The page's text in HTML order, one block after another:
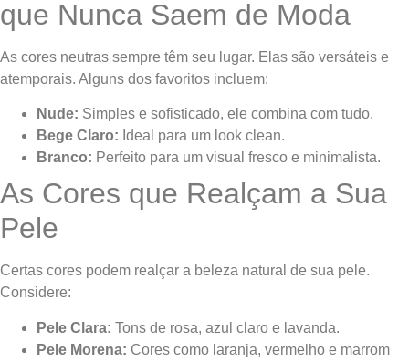
que Nunca Saem de Moda
As cores neutras sempre têm seu lugar. Elas são versáteis e
atemporais. Alguns dos favoritos incluem:
Nude: Simples e sofisticado, ele combina com tudo.
Bege Claro: Ideal para um look clean.
Branco: Perfeito para um visual fresco e minimalista.
As Cores que Realçam a Sua
Pele
Certas cores podem realçar a beleza natural de sua pele.
Considere:
Pele Clara: Tons de rosa, azul claro e lavanda.
Pele Morena: Cores como laranja, vermelho e marrom